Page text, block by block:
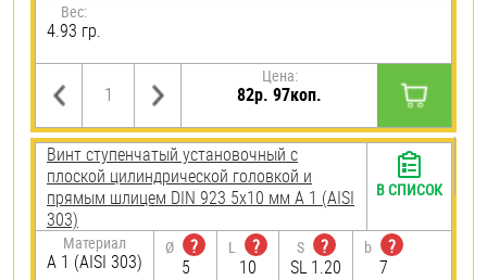
Вес:
4.93 гр.
Цена:
82р. 97коп.
Винт ступенчатый установочный с
плоской цилиндрической головкой и
прямым шлицем DIN 923 5х10 мм А 1 (AISI
303)
Материал
А 1 (AISI 303)
Ø
?
5
L
?
10
S
?
SL 1.20
b
?
7
В СПИСОК